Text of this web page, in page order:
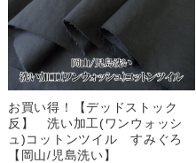
お買い得！【デッドストック
反】 洗い加工(ワンウォッシ
ュ)コットンツイル すみぐろ
【岡山/児島洗い】